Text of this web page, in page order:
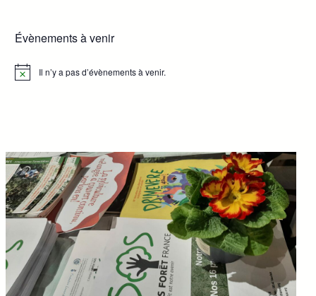
Évènements à venir
Notice Il n’y a pas d’évènements à venir.